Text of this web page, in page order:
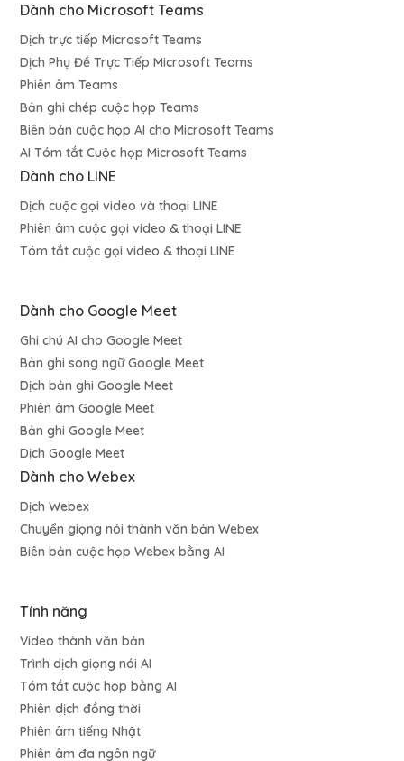
Dành cho Microsoft Teams
Dịch trực tiếp Microsoft Teams
Dịch Phụ Đề Trực Tiếp Microsoft Teams
Phiên âm Teams
Bản ghi chép cuộc họp Teams
Biên bản cuộc họp AI cho Microsoft Teams
AI Tóm tắt Cuộc họp Microsoft Teams
Dành cho LINE
Dịch cuộc gọi video và thoại LINE
Phiên âm cuộc gọi video & thoại LINE
Tóm tắt cuộc gọi video & thoại LINE
Dành cho Google Meet
Ghi chú AI cho Google Meet
Bản ghi song ngữ Google Meet
Dịch bản ghi Google Meet
Phiên âm Google Meet
Bản ghi Google Meet
Dịch Google Meet
Dành cho Webex
Dịch Webex
Chuyển giọng nói thành văn bản Webex
Biên bản cuộc họp Webex bằng AI
Tính năng
Video thành văn bản
Trình dịch giọng nói AI
Tóm tắt cuộc họp bằng AI
Phiên dịch đồng thời
Phiên âm tiếng Nhật
Phiên âm đa ngôn ngữ